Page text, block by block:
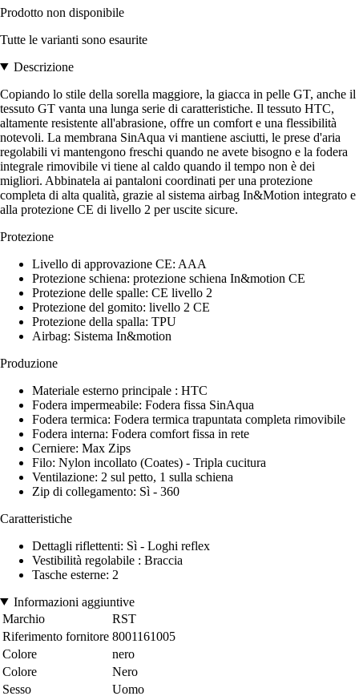
Prodotto non disponibile
Tutte le varianti sono esaurite
Descrizione
Copiando lo stile della sorella maggiore, la giacca in pelle GT, anche il
tessuto GT vanta una lunga serie di caratteristiche. Il tessuto HTC,
altamente resistente all'abrasione, offre un comfort e una flessibilità
notevoli. La membrana SinAqua vi mantiene asciutti, le prese d'aria
regolabili vi mantengono freschi quando ne avete bisogno e la fodera
integrale rimovibile vi tiene al caldo quando il tempo non è dei
migliori. Abbinatela ai pantaloni coordinati per una protezione
completa di alta qualità, grazie al sistema airbag In&Motion integrato e
alla protezione CE di livello 2 per uscite sicure.
Protezione
Livello di approvazione CE: AAA
Protezione schiena: protezione schiena In&motion CE
Protezione delle spalle: CE livello 2
Protezione del gomito: livello 2 CE
Protezione della spalla: TPU
Airbag: Sistema In&motion
Produzione
Materiale esterno principale : HTC
Fodera impermeabile: Fodera fissa SinAqua
Fodera termica: Fodera termica trapuntata completa rimovibile
Fodera interna: Fodera comfort fissa in rete
Cerniere: Max Zips
Filo: Nylon incollato (Coates) - Tripla cucitura
Ventilazione: 2 sul petto, 1 sulla schiena
Zip di collegamento: Sì - 360
Caratteristiche
Dettagli riflettenti: Sì - Loghi reflex
Vestibilità regolabile : Braccia
Tasche esterne: 2
Informazioni aggiuntive
Marchio
RST
Riferimento fornitore 8001161005
Colore
nero
Colore
Nero
Sesso
Uomo